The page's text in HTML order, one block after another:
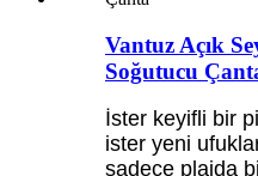
Vantuz Açık
Soğutucu
İster keyifli bir
ister yeni
sadece plajda